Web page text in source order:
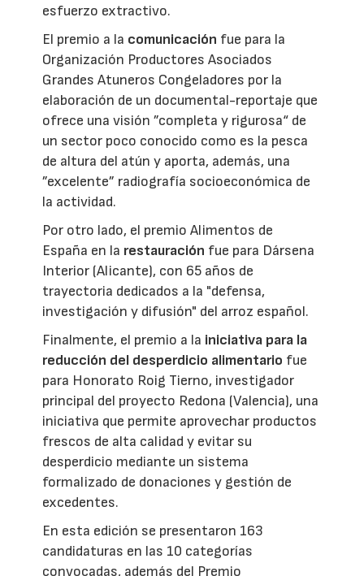
esfuerzo extractivo.
El premio a la comunicación fue para la
Organización Productores Asociados
Grandes Atuneros Congeladores por la
elaboración de un documental-reportaje que
ofrece una visión ”completa y rigurosa“ de
un sector poco conocido como es la pesca
de altura del atún y aporta, además, una
”excelente” radiografía socioeconómica de
la actividad.
Por otro lado, el premio Alimentos de
España en la restauración fue para Dársena
Interior (Alicante), con 65 años de
trayectoria dedicados a la "defensa,
investigación y difusión" del arroz español.
Finalmente, el premio a la iniciativa para la
reducción del desperdicio alimentario fue
para Honorato Roig Tierno, investigador
principal del proyecto Redona (Valencia), una
iniciativa que permite aprovechar productos
frescos de alta calidad y evitar su
desperdicio mediante un sistema
formalizado de donaciones y gestión de
excedentes.
En esta edición se presentaron 163
candidaturas en las 10 categorías
convocadas, además del Premio